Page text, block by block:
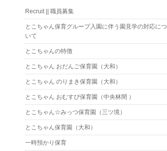
Recruit || 職員募集
とこちゃん保育グループ入園に伴う園見学の対応につ
いて
とこちゃんの特徴
とこちゃん おだんご保育園（大和）
とこちゃん のりまき保育園（大和）
とこちゃん おむすび保育園（中央林間 ）
とこちゃん☆みっつ保育園（三ツ境）
とこちゃん保育園（大和）
一時預かり保育